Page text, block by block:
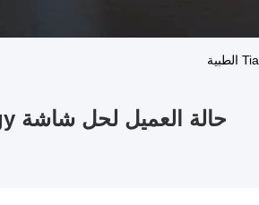
حالة العميل لحل شاشة Tianxianwei Technology الطبية